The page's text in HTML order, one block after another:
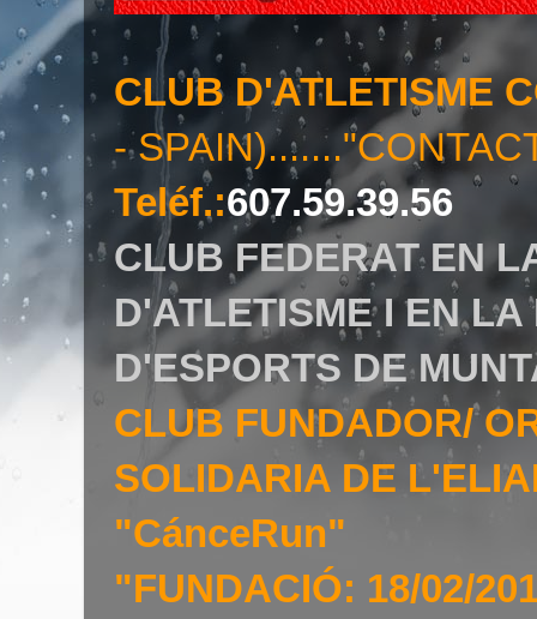
CLUB D'ATLETISME
-
Teléf.:607.59.39.56
CLUB FEDERAT EN
D'ATLETISME I EN
D'ESPORTS DE
CLUB FUNDADOR/
SOLIDARIA DE
"CánceRun"
"FUNDACIÓ: 18/02/